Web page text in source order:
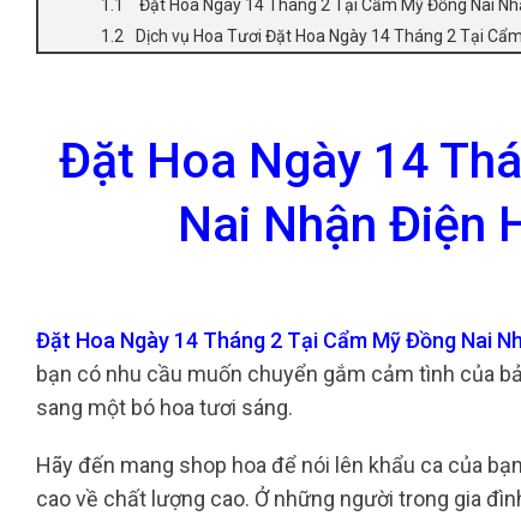
Đặt Hoa Ngày 14 Tháng 2 Tại Cẩm Mỹ Đồng Nai
Dịch vụ Hoa Tươi Đặt Hoa Ngày 14 Tháng 2 Tại
Đặt Hoa Ngày 14
Nai Nhận Điện
Đặt Hoa Ngày 14 Tháng 2 Tại Cẩm Mỹ Đồng Nai
bạn có nhu cầu muốn chuyển gắm cảm tình của
sang một bó hoa tươi sáng.
Hãy đến mang shop hoa để nói lên khẩu ca của
cao về chất lượng cao. Ở những người trong gia